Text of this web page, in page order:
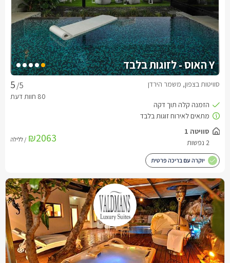
Y האוס - לזוגות בלבד
/5 סוויטות בצפון, משמר הירדן
סוויטה 1
2 נפשות
₪2063 / ללילה
יוקרה עם בריכה פרטית